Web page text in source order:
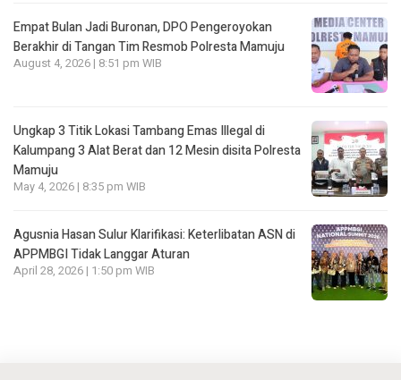
Empat Bulan Jadi Buronan, DPO Pengeroyokan
Berakhir di Tangan Tim Resmob Polresta Mamuju
August 4, 2026 | 8:51 pm WIB
Ungkap 3 Titik Lokasi Tambang Emas Illegal di
Kalumpang 3 Alat Berat dan 12 Mesin disita Polresta
Mamuju
May 4, 2026 | 8:35 pm WIB
Agusnia Hasan Sulur Klarifikasi: Keterlibatan ASN di
APPMBGI Tidak Langgar Aturan
April 28, 2026 | 1:50 pm WIB